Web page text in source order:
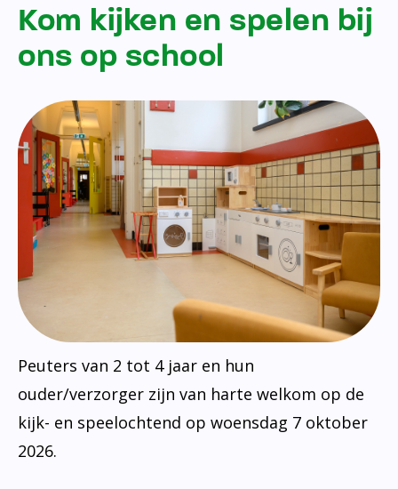
Kom kijken en spelen bij
ons op school
Peuters van 2 tot 4 jaar en hun
ouder/verzorger zijn van harte welkom op de
kijk- en speelochtend op woensdag 7 oktober
2026.